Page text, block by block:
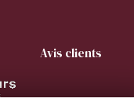
avis clients